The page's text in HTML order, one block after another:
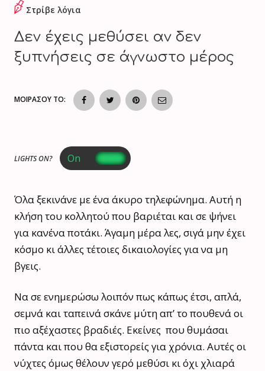
Στρίβε λόγια
Δεν έχεις μεθύσει αν δεν
ξυπνήσεις σε άγνωστο μέρος
ΜΟΙΡΑΣΟΥ ΤΟ:
LIGHTS ON?
Όλα ξεκινάνε με ένα άκυρο τηλεφώνημα. Αυτή η
κλήση του κολλητού που βαριέται και σε ψήνει
για κανένα ποτάκι. Άγαμη μέρα λες, σιγά μην έχει
κόσμο κι άλλες τέτοιες δικαιολογίες για να μη
βγεις.
Να σε ενημερώσω λοιπόν πως κάπως έτσι, απλά,
σεμνά και ταπεινά σκάνε μύτη απ’ το πουθενά οι
πιο αξέχαστες βραδιές. Εκείνες που θυμάσαι
πάντα και που θα εξιστορείς για χρόνια. Αυτές οι
νύχτες όμως θέλουν γερό μεθύσι κι όχι χλιαρά